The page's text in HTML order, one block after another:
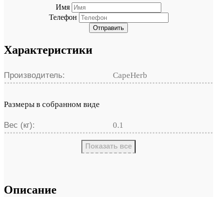
Имя
Телефон
Отправить
Характеристики
Производитель: CapeHerb
Размеры в собранном виде
Вес (кг): 0.1
Показать все
Описание